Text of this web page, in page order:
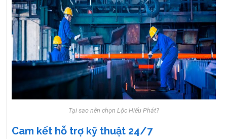
Tại sao nên chọn Lộc Hiếu Phát?
Cam kết hỗ trợ kỹ thuật 24/7